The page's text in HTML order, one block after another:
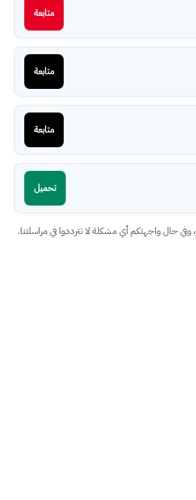
متابعة
متابعة
متابعة
تحميل
حال واجهتكم أي مشكلة لا تترددوا في مراسلتنا.